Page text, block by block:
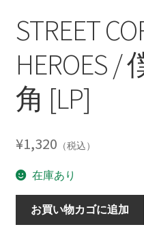
STREET
HEROES
角 [LP]
¥1,320 （税込）
在庫あり
STREET
CORNER
お買い物カゴに追加